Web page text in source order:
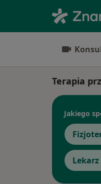
Terapia
Jakiego